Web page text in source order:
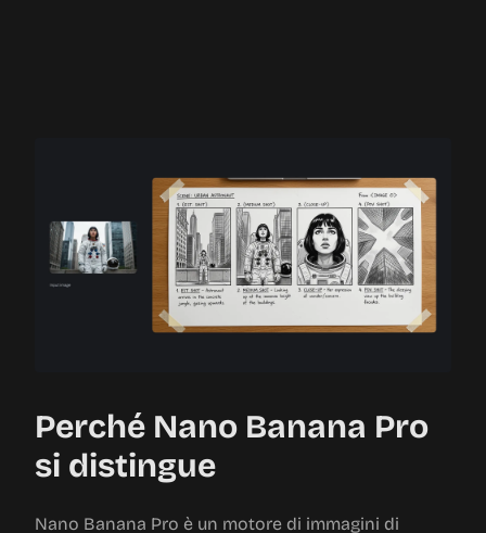
Perché Nano Banana Pro
si distingue
Nano Banana Pro è un motore di immagini di